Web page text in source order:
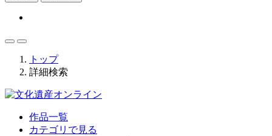
トップ
詳細検索
作品一覧
カテゴリで見る